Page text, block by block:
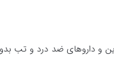
و داروهای ضد درد و تب